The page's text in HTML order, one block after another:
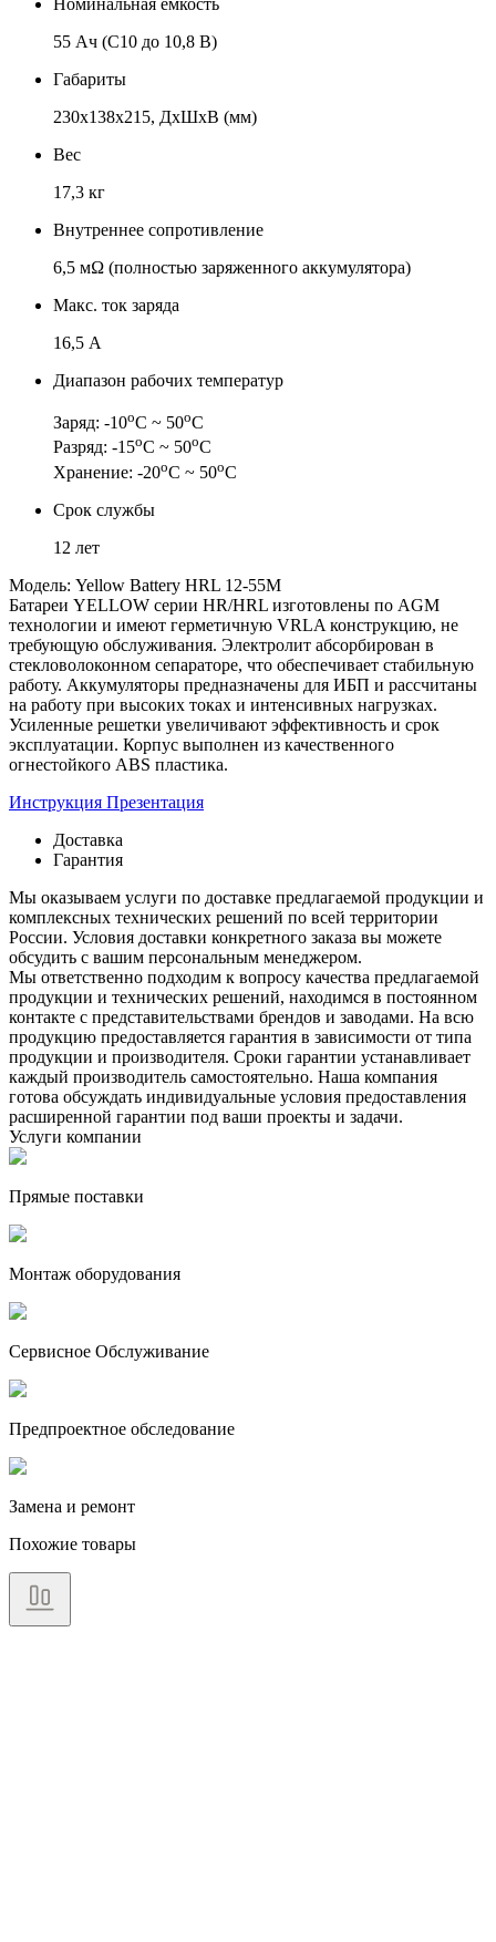
Номинальная емкость
55 Ач (C10 до 10,8 В)
Габариты
230x138x215, ДхШхВ (мм)
Вес
17,3 кг
Внутреннее сопротивление
6,5 мΩ (полностью заряженного аккумулятора)
Макс. ток заряда
16,5 А
Диапазон рабочих температур
Заряд: -10оС ~ 50оС
Разряд: -15оС ~ 50оС
Хранение: -20оС ~ 50оС
Срок службы
12 лет
Модель: Yellow Battery HRL 12-55M
Батареи YELLOW серии HR/HRL изготовлены по AGM
технологии и имеют герметичную VRLA конструкцию, не
требующую обслуживания. Электролит абсорбирован в
стекловолоконном сепараторе, что обеспечивает стабильную
работу. Аккумуляторы предназначены для ИБП и рассчитаны
на работу при высоких токах и интенсивных нагрузках.
Усиленные решетки увеличивают эффективность и срок
эксплуатации. Корпус выполнен из качественного
огнестойкого ABS пластика.
Инструкция Презентация
Доставка
Гарантия
Мы оказываем услуги по доставке предлагаемой продукции и
комплексных технических решений по всей территории
России. Условия доставки конкретного заказа вы можете
обсудить с вашим персональным менеджером.
Мы ответственно подходим к вопросу качества предлагаемой
продукции и технических решений, находимся в постоянном
контакте с представительствами брендов и заводами. На всю
продукцию предоставляется гарантия в зависимости от типа
продукции и производителя. Сроки гарантии устанавливает
каждый производитель самостоятельно. Наша компания
готова обсуждать индивидуальные условия предоставления
расширенной гарантии под ваши проекты и задачи.
Услуги компании
Прямые поставки
Монтаж оборудования
Сервисное Обслуживание
Предпроектное обследование
Замена и ремонт
Похожие товары